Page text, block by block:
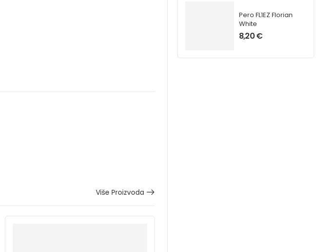
Pero FL1EZ Florian
White
8,20€
Više Proizvoda